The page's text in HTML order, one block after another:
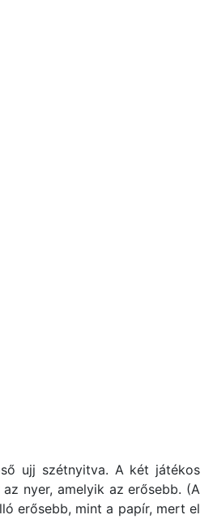
ujj szétnyitva. A két játékos
nyer, amelyik az erősebb. (A
erősebb, mint a papír, mert el